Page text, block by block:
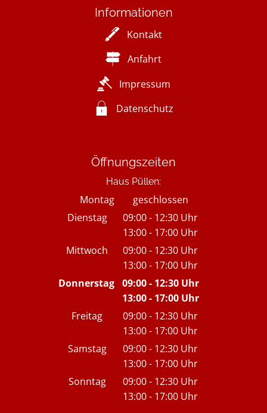
Informationen
Kontakt
Anfahrt
Impressum
Datenschutz
Öffnungszeiten
Haus Püllen:
Montag
geschlossen
Dienstag
09:00- 12:30 Uhr
Von 09:00 bis 12:30 Uhr
13:00- 17:00 Uhr
Von 13:00 bis 17:00 Uhr
Mittwoch 09:00- 12:30 Uhr
Von 09:00 bis 12:30 Uhr
13:00- 17:00 Uhr
Von 13:00 bis 17:00 Uhr
Donnerstag 09:00- 12:30Uhr
Von 09:00 bis 12:30
13:00- 17:00Uhr
Von 13:00 bis 17:00
Freitag 09:00- 12:30 Uhr
Von 09:00 bis 12:30 Uhr
13:00- 17:00 Uhr
Von 13:00 bis 17:00 Uhr
Samstag 09:00- 12:30 Uhr
Von 09:00 bis 12:30 Uhr
13:00- 17:00 Uhr
Von 13:00 bis 17:00 Uhr
Sonntag 09:00- 12:30 Uhr
Von 09:00 bis 12:30 Uhr
13:00- 17:00 Uhr